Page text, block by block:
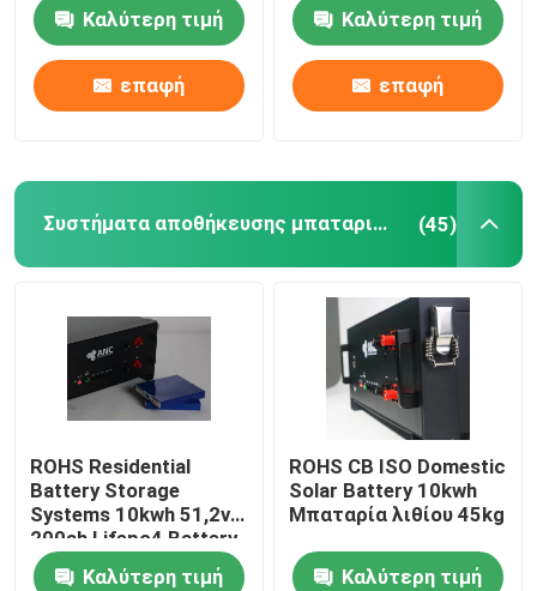
Συσσωρευμένο πακέτο μπαταριών
Καλύτερη τιμή
επαφή
Καλύτερη τιμή
επαφή
Συστήματα αποθήκευσης μπαταριών κατοικιών (45)
ROHS Residential
Battery Storage
Systems 10kwh 51,2v
200ah Lifepo4 Battery
Lithium
Καλύτερη τιμή
ROHS CB ISO Domestic
Solar Battery 10kwh
Μπαταρία λιθίου 45kg
Καλύτερη τιμή